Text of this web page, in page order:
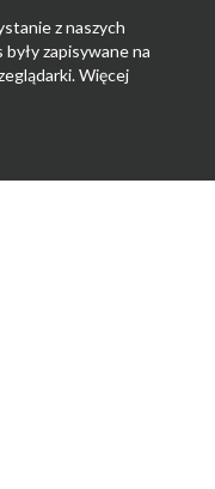
z naszych
zapisywane na
Więcej